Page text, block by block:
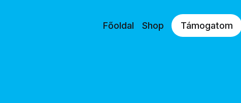
Főoldal Shop Támogatom